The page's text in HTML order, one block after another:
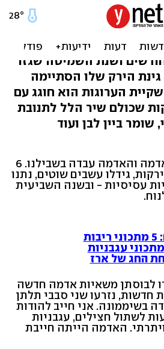
ירקות של
ושנת השמיטה שגזר
הירק שלו הסתיימה
הערוגות הוא חוגג עם
שכולם שיר הלל לתנובת
שומר ביין לבן ועוד
6 שנים עבדתי את האדמה והאדמה עבדה בשבילנו. 6
גידלו עשבים שוטים, נתנו
עסיסיות - ובשנה השביעית
החג של ארז
לבוסתן משאיות אדמה חדשה
חדשות, נזרעו שני סבבי תלתן
בשיממונה. אני חייב להודות
לשתול חצילים, עגבניות
האדמה הייתה חייבת